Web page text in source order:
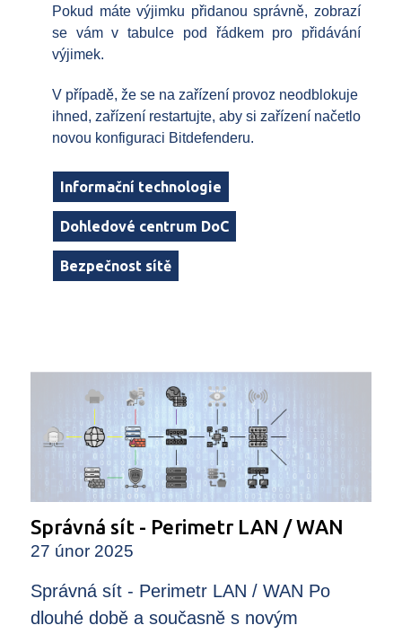
Pokud máte výjimku přidanou správně, zobrazí
se vám v tabulce pod řádkem pro přidávání
výjimek.
V případě, že se na zařízení provoz neodblokuje
ihned, zařízení restartujte, aby si zařízení načetlo
novou konfiguraci Bitdefenderu.
Informační technologie
Dohledové centrum DoC
Bezpečnost sítě
Správná sít - Perimetr LAN / WAN
27 únor 2025
Správná sít - Perimetr LAN / WAN Po
dlouhé době a současně s novým